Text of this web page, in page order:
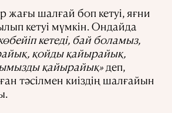
жағы шалғай боп кетуі, яғни
кетуі мүмкін. Ондайда
кетеді, бай боламыз,
қойды қайырайық,
қайырайық» деп,
тәсілмен киіздің шалғайын